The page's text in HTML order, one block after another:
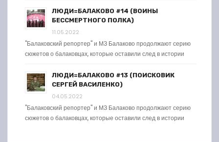
ЛЮДИ=БАЛАКОВО #14 (ВОИНЫ
БЕССМЕРТНОГО ПОЛКА)
11.05.2022
"Балаковский репортер" и МЗ Балаково продолжают серию
сюжетов о балаковцах, которые оставили след в истории
ЛЮДИ=БАЛАКОВО #13 (ПОИСКОВИК
СЕРГЕЙ ВАСИЛЕНКО)
04.05.2022
"Балаковский репортер" и МЗ Балаково продолжают серию
сюжетов о балаковцах, которые оставили след в истории